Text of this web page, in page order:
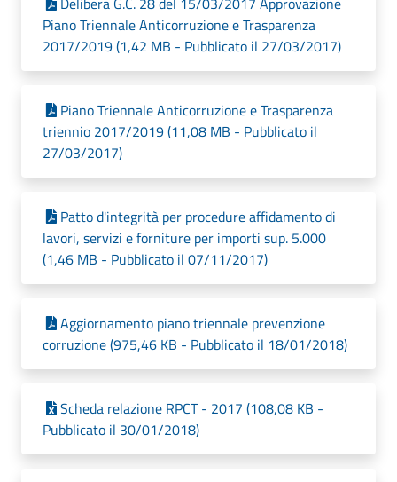
Piano Triennale Anticorruzione e Trasparenza
2017/2019 (1,42 MB - Pubblicato il 27/03/2017)
Piano Triennale Anticorruzione e Trasparenza
triennio 2017/2019 (11,08 MB - Pubblicato il
27/03/2017)
Patto d'integrità per procedure affidamento di
lavori, servizi e forniture per importi sup. 5.000
(1,46 MB - Pubblicato il 07/11/2017)
Aggiornamento piano triennale prevenzione
corruzione (975,46 KB - Pubblicato il 18/01/2018)
Scheda relazione RPCT - 2017 (108,08 KB -
Pubblicato il 30/01/2018)